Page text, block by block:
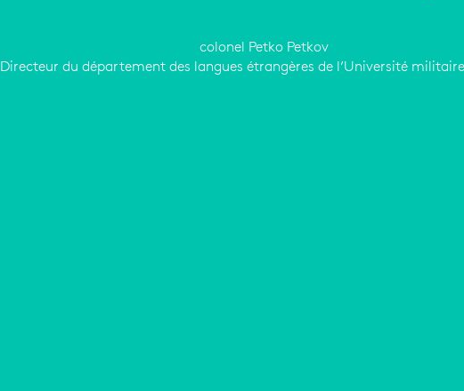
colonel Petko Petkov
Directeur du département des langues étrangères de l’Université